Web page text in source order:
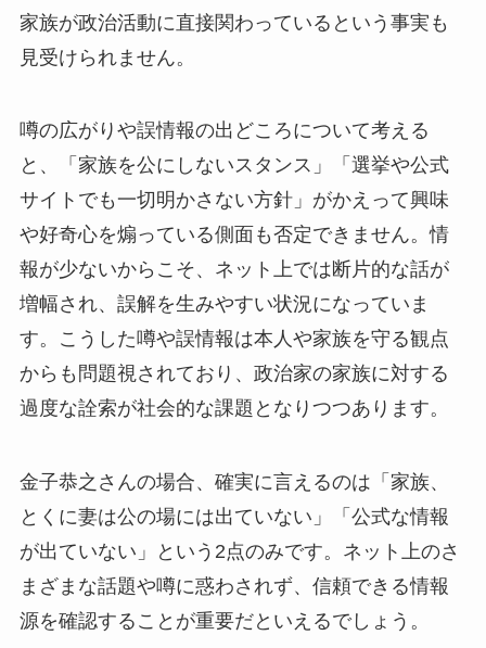
家族が政治活動に直接関わっているという事実も
見受けられません。
噂の広がりや誤情報の出どころについて考える
と、「家族を公にしないスタンス」「選挙や公式
サイトでも一切明かさない方針」がかえって興味
や好奇心を煽っている側面も否定できません。情
報が少ないからこそ、ネット上では断片的な話が
増幅され、誤解を生みやすい状況になっていま
す。こうした噂や誤情報は本人や家族を守る観点
からも問題視されており、政治家の家族に対する
過度な詮索が社会的な課題となりつつあります。
金子恭之さんの場合、確実に言えるのは「家族、
とくに妻は公の場には出ていない」「公式な情報
が出ていない」という2点のみです。ネット上のさ
まざまな話題や噂に惑わされず、信頼できる情報
源を確認することが重要だといえるでしょう。